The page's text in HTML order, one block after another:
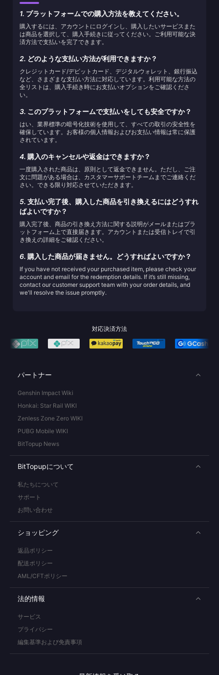
1. プラットフォームでの購入方法を教えてください。
購入するには、アカウントにログインし、購入したいサービスまた
は商品を選択して、購入手続きに従ってください。ご利用可能な決
済方法で支払いを完了できます。
2. どのような支払い方法が利用できますか？
クレジットカード/デビットカード、デジタルウォレット、銀行振込
など、さまざまな支払い方法に対応しています。利用可能な方法の
全リストは、購入手続き時にお支払いオプションをご確認くださ
い。
3. このプラットフォームで支払いをしても安全ですか？
はい、業界標準の暗号化技術を使用して、すべての取引の安全性を
確保しています。お客様の個人情報およびお支払い情報は常に保護
されています。
4. 購入のキャンセルや返金はできますか？
一度購入された商品は、原則として返金できません。ただし、ご注
文に問題がある場合は、カスタマーサポートチームまでご連絡くだ
さい。できる限り対応させていただきます。
5. 支払い完了後、購入した商品を引き換えるにはどうすれ
ばよいですか？
購入完了後、商品の引き換え方法に関する説明がメールまたはプラ
ットフォーム上で直接届きます。アカウントまたは受信トレイで引
き換えの詳細をご確認ください。
6. 購入した商品が届きません。どうすればよいですか？
If you have not received your purchased item, please check your
account and email for the redemption details. If it’s still missing,
contact our customer support team with your order details, and
we'll resolve the issue promptly.
対応決済方法
パートナー
Genshin Impact Wiki
Honkai: Star Rail WIKI
Zenless Zone Zero WIKI
PUBG Mobile WIKI
BitTopup News
BitTopupについて
私たちについて
サポート
お問い合わせ
ショッピング
返品ポリシー
配送ポリシー
AML/CFTポリシー
法的情報
サービス
プライバシー
編集基準および免責事項